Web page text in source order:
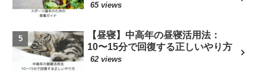
65 views
【昼寝】中高年の昼寝活用法：
10〜15分で回復する正しいやり方
62 views